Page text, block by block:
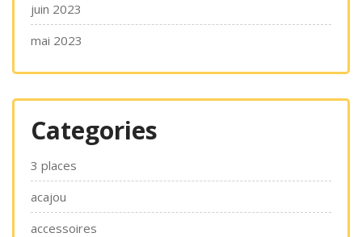
juin 2023
mai 2023
Categories
3 places
acajou
accessoires